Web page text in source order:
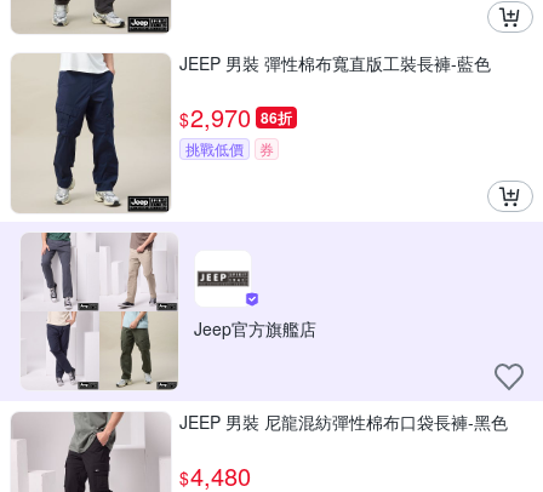
JEEP 男裝 彈性棉布寬直版工裝長褲-藍色
$2,970 86折
挑戰低價 券
Jeep官方旗艦店
JEEP 男裝 尼龍混紡彈性棉布口袋長褲-黑色
$4,480